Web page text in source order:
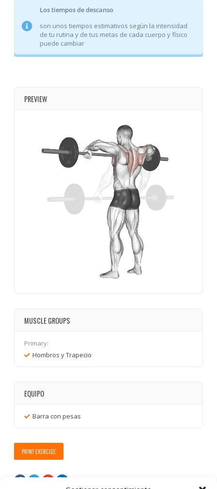
Los tiempos de descanso
son unos tiempos estimativos según la intensidad
de tu rutina y de tus metas de cada cuerpo y físico
puede cambiar
PREVIEW
MUSCLE GROUPS
Primary:
Hombros y Trapecio
EQUIPO
Barra con pesas
PRINT EXERCISE